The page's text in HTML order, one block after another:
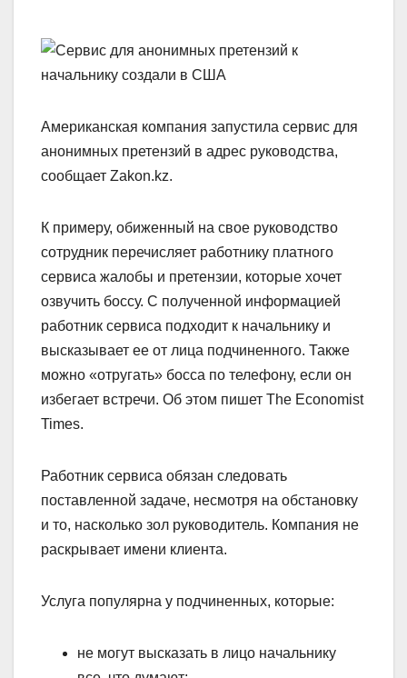
Американская компания запустила сервис для
анонимных претензий в адрес руководства,
сообщает Zakon.kz.
К примеру, обиженный на свое руководство
сотрудник перечисляет работнику платного
сервиса жалобы и претензии, которые хочет
озвучить боссу. С полученной информацией
работник сервиса подходит к начальнику и
высказывает ее от лица подчиненного. Также
можно «отругать» босса по телефону, если он
избегает встречи. Об этом пишет The Economist
Times.
Работник сервиса обязан следовать
поставленной задаче, несмотря на обстановку
и то, насколько зол руководитель. Компания не
раскрывает имени клиента.
Услуга популярна у подчиненных, которые:
не могут высказать в лицо начальнику